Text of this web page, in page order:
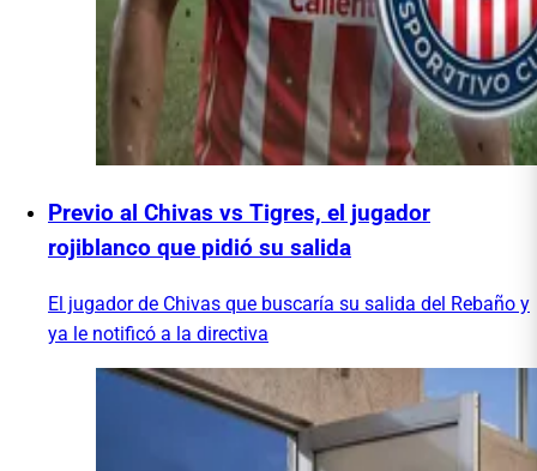
Previo al Chivas vs Tigres, el jugador
rojiblanco que pidió su salida
El jugador de Chivas que buscaría su salida del Rebaño y
ya le notificó a la directiva